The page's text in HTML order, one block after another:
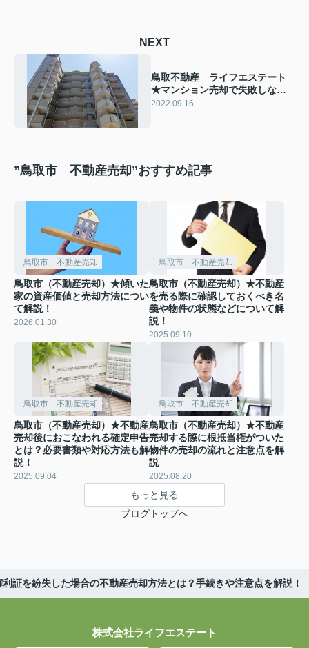
NEXT
鳥取不動産 ライフエステート
★マンション売却で失敗しない
ために！失敗事例や成功のポイ
2022.09.16
”鳥取市 不動産売却”おすすめ記事
鳥取市 不動産売却
鳥取市（不動産売却）★傾いた
家の資産価値と売却方法につい
て解説！
2026.01.30
鳥取市 不動産売却
鳥取市（不動産売却）★不動産
を売る際に確認しておくべき名
義や物件の状態などについて解
説！
2025.09.10
鳥取市 不動産売却
鳥取市（不動産売却）★不動産
売却後におこなわれる確定申告
とは？必要書類や対応方法も解
説！
2025.09.04
鳥取市 不動産売却
鳥取市（不動産売却）★不動産
売却する際に根抵当権がついた
物件の売却の流れと注意点を解
説
2025.08.20
もっと見る
ブログトップへ
を紛失した場合の不動産売却方法とは？手続きや注意点を解説！
株式会社ライフエステート